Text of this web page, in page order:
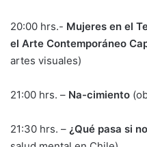
20:00 hrs.- Mujeres en el
el Arte Contemporáneo
artes visuales)
21:00 hrs. – Na-cimiento
21:30 hrs. – ¿Qué pasa si